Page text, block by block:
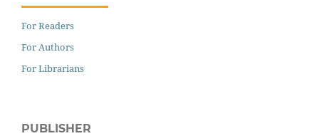
For Readers
For Authors
For Librarians
PUBLISHER